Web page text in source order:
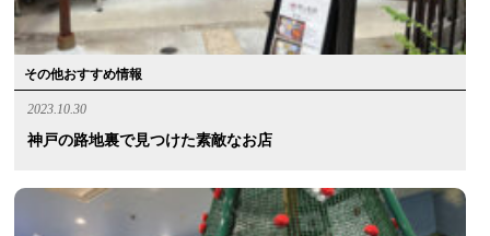
その他おすすめ情報
2023.10.30
神戸の路地裏で見つけた素敵なお店